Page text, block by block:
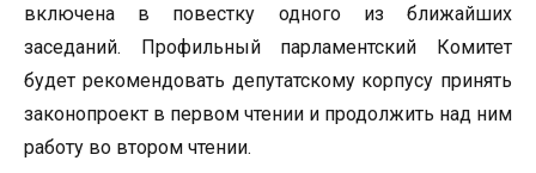
включена в повестку одного из ближайших
заседаний. Профильный парламентский Комитет
будет рекомендовать депутатскому корпусу принять
законопроект в первом чтении и продолжить над ним
работу во втором чтении.